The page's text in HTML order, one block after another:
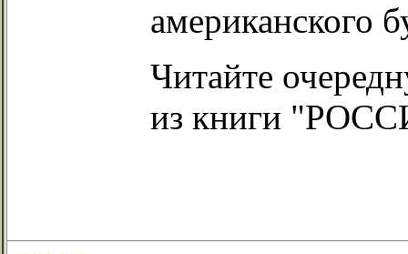
американского
Читайте
из книги